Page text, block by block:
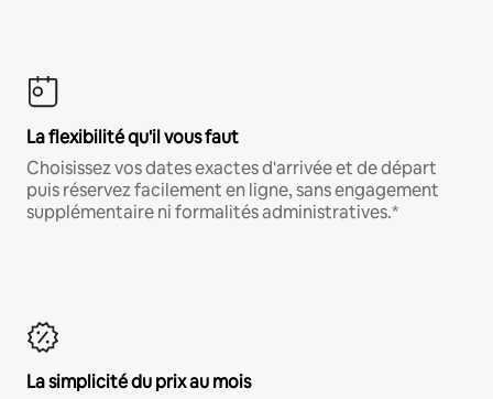
La flexibilité qu'il vous faut
Choisissez vos dates exactes d'arrivée et de départ
puis réservez facilement en ligne, sans engagement
supplémentaire ni formalités administratives.*
La simplicité du prix au mois